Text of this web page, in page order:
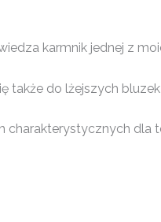
karmnik jednej z
także do lżejszych
charakterystycznych dla